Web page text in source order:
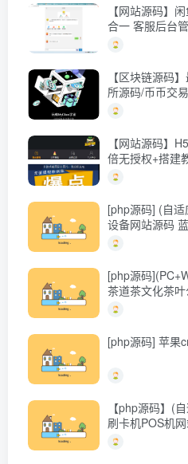
【网站源码】
合一 客服后台
【区块链源码
所源码/币币交
+C2C交易+币
【网站源码】
倍无授权+搭建
[php源码] (自
设备网站源码
站模板
[php源码
茶道茶文化茶
[php源码] 苹果
【php源码】(
刷卡机POS机
板